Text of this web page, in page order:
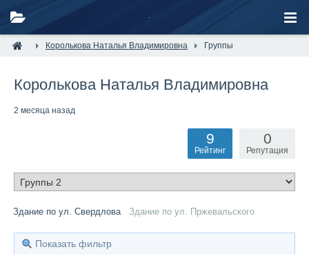
Королькова Наталья Владимировна Группы
Королькова Наталья Владимировна
2 месяца назад
0
Репутация
9
Рейтинг
Здание по ул. Свердлова Здание по ул. Пржевальского
Показать фильтр